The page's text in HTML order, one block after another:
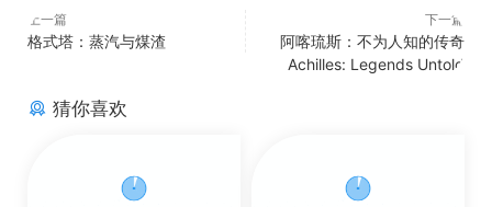
上一篇
格式塔：蒸汽与煤渣
下一篇
阿喀琉斯：不为人知的传奇
Achilles: Legends Untold
猜你喜欢